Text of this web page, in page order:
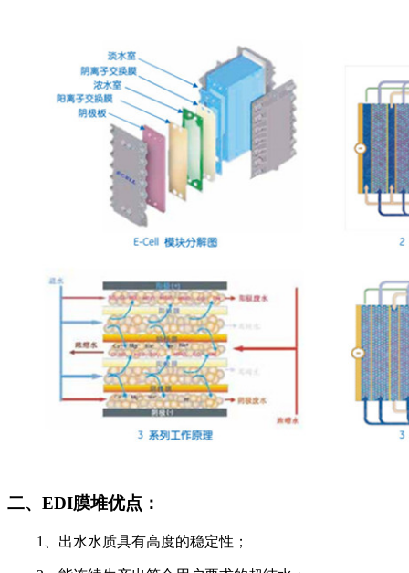
二、EDI膜堆优点：
1、出水水质具有高度的稳定性；